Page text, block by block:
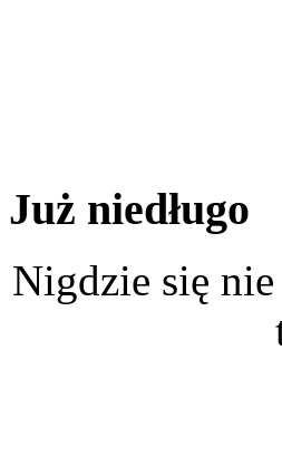
Już niedługo
Nigdzie się